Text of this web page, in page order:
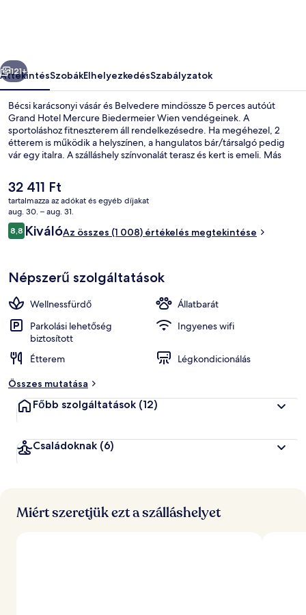
Következő
121+
ÁttekintésSzobákElhelyezkedésSzabályzatok
Bécsi karácsonyi vásár és Belvedere mindössze 5 perces autóút
Grand Hotel Mercure Biedermeier Wien vendégeinek. A
sportoláshoz fitneszterem áll rendelkezésedre. Ha megéhezel, 2
étterem is működik a helyszínen, a hangulatos bár/társalgó pedig
vár egy italra. A szálláshely színvonalát terasz és kert is emeli. Más
segítőkész személyzet. A tömegközlekedés rövid sétával
megközelíthető: Rochusgasse metróállomás 3 perc,
Sechskrügelgasse villamosmegálló pedig 4 perc séta.
A
jelenlegi
ár
32 411 Ft
32 411 Ft
tartalmazza az adókat és egyéb díjakat
aug. 30. – aug. 31.
Értékelések
8,88,8 ennyiből: 10
KiválóAz összes (1 008) értékelés megtekintése
Népszerű szolgáltatások
Wellnessfürdő
Állatbarát
Parkolási lehetőség
biztosított
Ingyenes wifi
Étterem
Légkondicionálás
Összes mutatása
Főbb szolgáltatások (12)
Családoknak (6)
Miért szeretjük ezt a szálláshelyet